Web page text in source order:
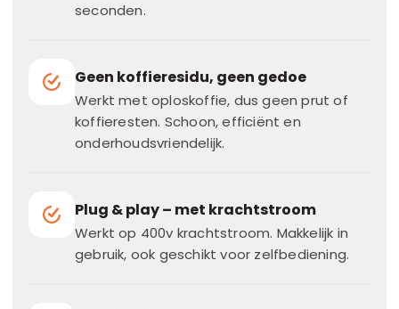
seconden.
Geen koffieresidu, geen gedoe
Werkt met oploskoffie, dus geen prut of
koffieresten. Schoon, efficiënt en
onderhoudsvriendelijk.
Plug & play – met krachtstroom
Werkt op 400v krachtstroom. Makkelijk in
gebruik, ook geschikt voor zelfbediening.